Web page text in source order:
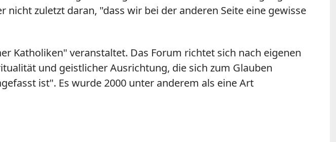
zuletzt daran, "dass wir bei der anderen Seite eine gewisse
Katholiken" veranstaltet. Das Forum richtet sich nach eigenen
und geistlicher Ausrichtung, die sich zum Glauben
ist". Es wurde 2000 unter anderem als eine Art